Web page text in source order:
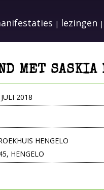
| lezingen
MET SASKIA
2018
HENGELO
HENGELO